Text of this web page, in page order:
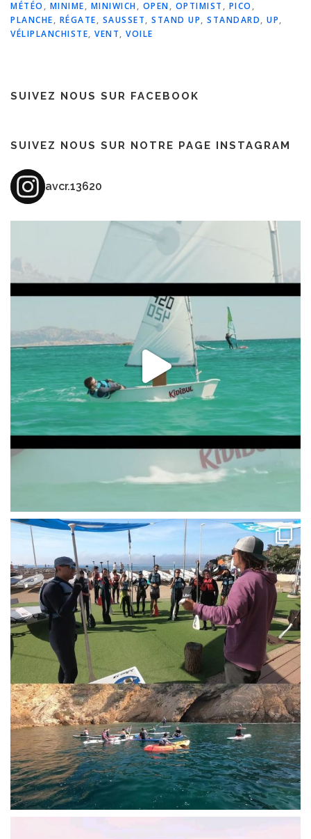
MÉTÉO , MINIME, MINIWICH, OPEN, OPTIMIST , PICO ,
PLANCHE, RÉGATE, SAUSSET, STAND UP, STANDARD, UP,
VÉLIPLANCHISTE, VENT, VOILE
SUIVEZ NOUS SUR FACEBOOK
SUIVEZ NOUS SUR NOTRE PAGE INSTAGRAM
avcr.13620